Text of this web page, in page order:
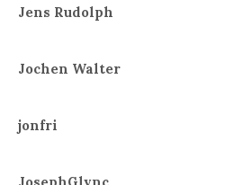
Jens Rudolph
Jochen Walter
jonfri